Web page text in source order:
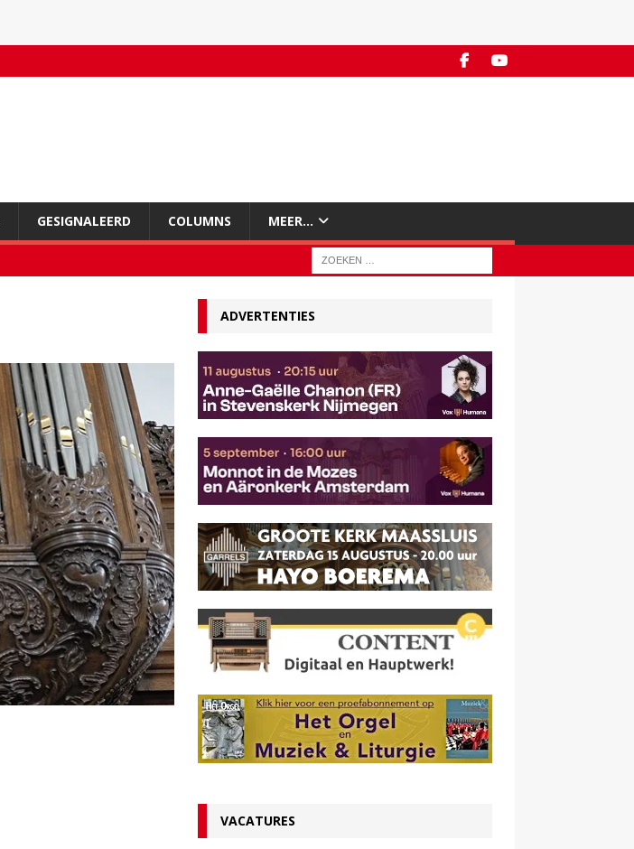
GESIGNALEERD COLUMNS MEER…
ADVERTENTIES
VACATURES